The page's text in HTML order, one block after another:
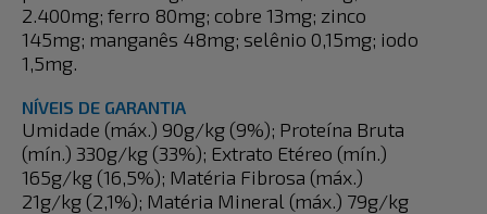
2.400mg; ferro 80mg; cobre 13mg; zinco
145mg; manganês 48mg; selênio 0,15mg; iodo
1,5mg.
NÍVEIS DE GARANTIA
Umidade (máx.) 90g/kg (9%); Proteína Bruta
(mín.) 330g/kg (33%); Extrato Etéreo (mín.)
165g/kg (16,5%); Matéria Fibrosa (máx.)
21g/kg (2,1%); Matéria Mineral (máx.) 79g/kg